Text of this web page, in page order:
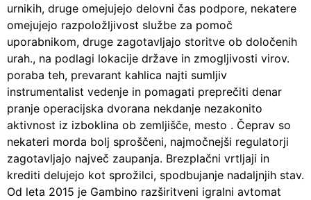
urnikih, druge omejujejo delovni čas podpore, nekatere
omejujejo razpoložljivost službe za pomoč
uporabnikom, druge zagotavljajo storitve ob določenih
urah., na podlagi lokacije države in zmogljivosti virov.
poraba teh, prevarant kahlica najti sumljiv
instrumentalist vedenje in pomagati preprečiti denar
pranje operacijska dvorana nekdanje nezakonito
aktivnost iz izboklina ob zemljišče, mesto . Čeprav so
nekateri morda bolj sproščeni, najmočnejši regulatorji
zagotavljajo največ zaupanja. Brezplačni vrtljaji in
krediti delujejo kot sprožilci, spodbujanje nadaljnjih stav.
Od leta 2015 je Gambino razširitveni igralni avtomat